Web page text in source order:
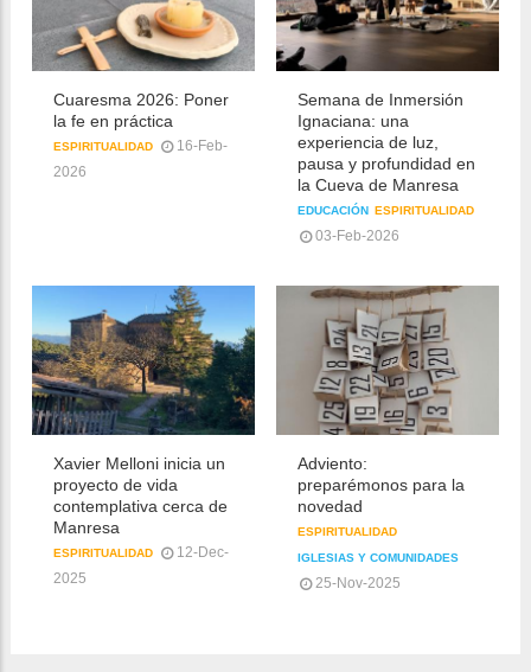
Cuaresma 2026: Poner
la fe en práctica
ESPIRITUALIDAD
16-Feb-
2026
Semana de Inmersión
Ignaciana: una
experiencia de luz,
pausa y profundidad en
la Cueva de Manresa
EDUCACIÓN ESPIRITUALIDAD
03-Feb-2026
Xavier Melloni inicia un
proyecto de vida
contemplativa cerca de
Manresa
ESPIRITUALIDAD
12-Dec-
2025
Adviento:
preparémonos para la
novedad
ESPIRITUALIDAD
IGLESIAS Y COMUNIDADES
25-Nov-2025